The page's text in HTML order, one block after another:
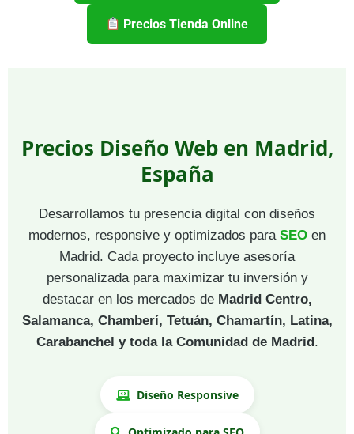
Precios Tienda Online
Precios Diseño Web en Madrid,
España
Desarrollamos tu presencia digital con diseños
modernos, responsive y optimizados para SEO en
Madrid. Cada proyecto incluye asesoría
personalizada para maximizar tu inversión y
destacar en los mercados de Madrid Centro,
Salamanca, Chamberí, Tetuán, Chamartín, Latina,
Carabanchel y toda la Comunidad de Madrid.
Diseño Responsive